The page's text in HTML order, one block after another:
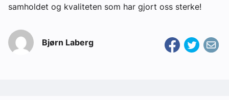
samholdet og kvaliteten som har gjort oss sterke!
Bjørn Laberg